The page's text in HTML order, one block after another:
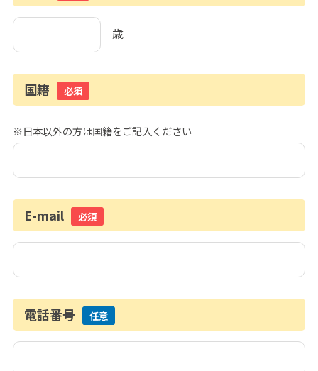
歳
国籍 必須
※日本以外の方は国籍をご記入ください
E-mail 必須
電話番号 任意